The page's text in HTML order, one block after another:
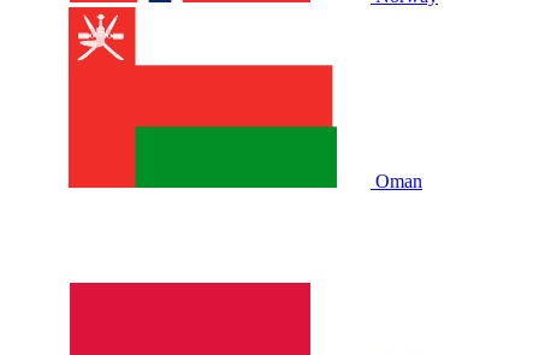
Oman